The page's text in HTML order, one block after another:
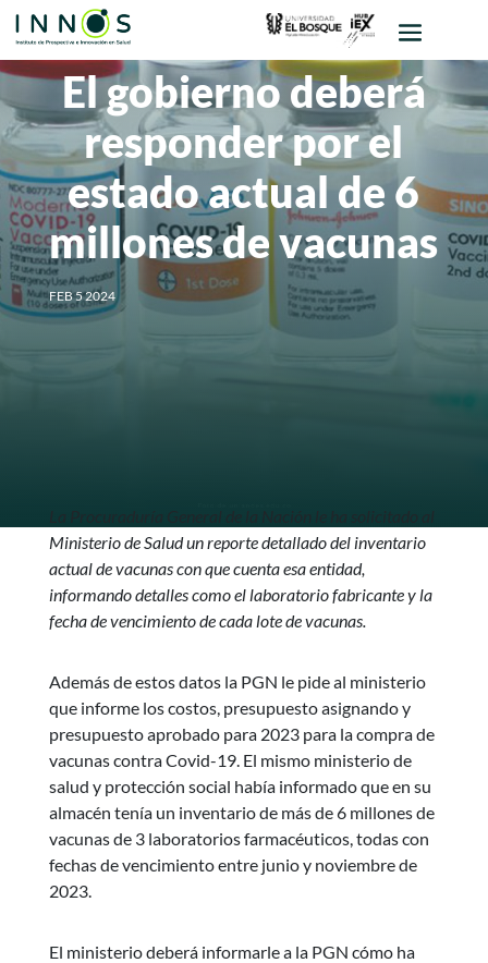
El gobierno deberá
responder por el
estado actual de 6
millones de vacunas
FEB 5 2024
Ministerio de Salud un reporte detallado del inventario
actual de vacunas con que cuenta esa entidad,
informando detalles como el laboratorio fabricante y la
fecha de vencimiento de cada lote de vacunas.
Además de estos datos la PGN le pide al ministerio
que informe los costos, presupuesto asignando y
presupuesto aprobado para 2023 para la compra de
vacunas contra Covid-19. El mismo ministerio de
salud y protección social había informado que en su
almacén tenía un inventario de más de 6 millones de
vacunas de 3 laboratorios farmacéuticos, todas con
fechas de vencimiento entre junio y noviembre de
2023.
El ministerio deberá informarle a la PGN cómo ha